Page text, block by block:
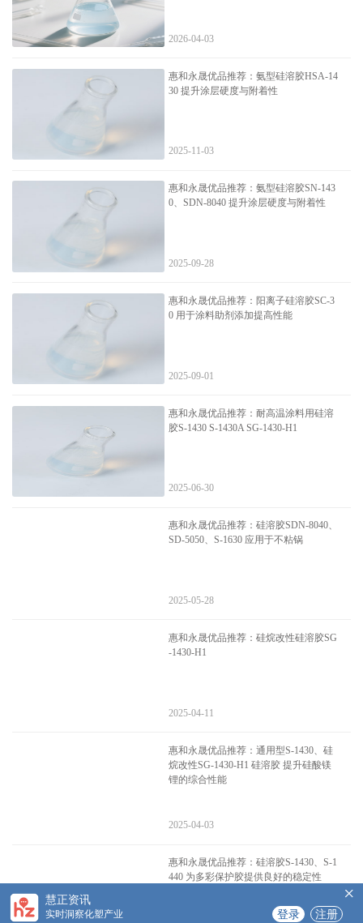
2026-04-03
惠和永晟优品推荐：氨型硅溶胶HSA-14
30 提升涂层硬度与附着性
2025-11-03
惠和永晟优品推荐：氨型硅溶胶SN-143
0、SDN-8040 提升涂层硬度与附着性
2025-09-28
惠和永晟优品推荐：阳离子硅溶胶SC-3
0 用于涂料助剂添加提高性能
2025-09-01
惠和永晟优品推荐：耐高温涂料用硅溶
胶S-1430 S-1430A SG-1430-H1
2025-06-30
惠和永晟优品推荐：硅溶胶SDN-8040、
SD-5050、S-1630 应用于不粘锅
2025-05-28
惠和永晟优品推荐：硅烷改性硅溶胶SG
-1430-H1
2025-04-11
惠和永晟优品推荐：通用型S-1430、硅
烷改性SG-1430-H1 硅溶胶 提升硅酸镁
锂的综合性能
2025-04-03
惠和永晟优品推荐：硅溶胶S-1430、S-1
440 为多彩保护胶提供良好的稳定性
慧正资讯
实时洞察化塑产业 登录 注册
×